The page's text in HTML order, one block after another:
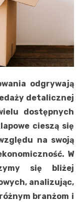
odgrywają
detalicznej
dostępnych
cieszą się
na swoją
W
się bliżej
analizując,
branżom i